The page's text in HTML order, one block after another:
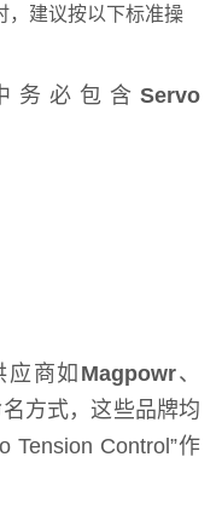
，建议按以下标准操
务必包含Servo
应商如 Magpowr、
名方式，这些品牌均
Tension Control”作